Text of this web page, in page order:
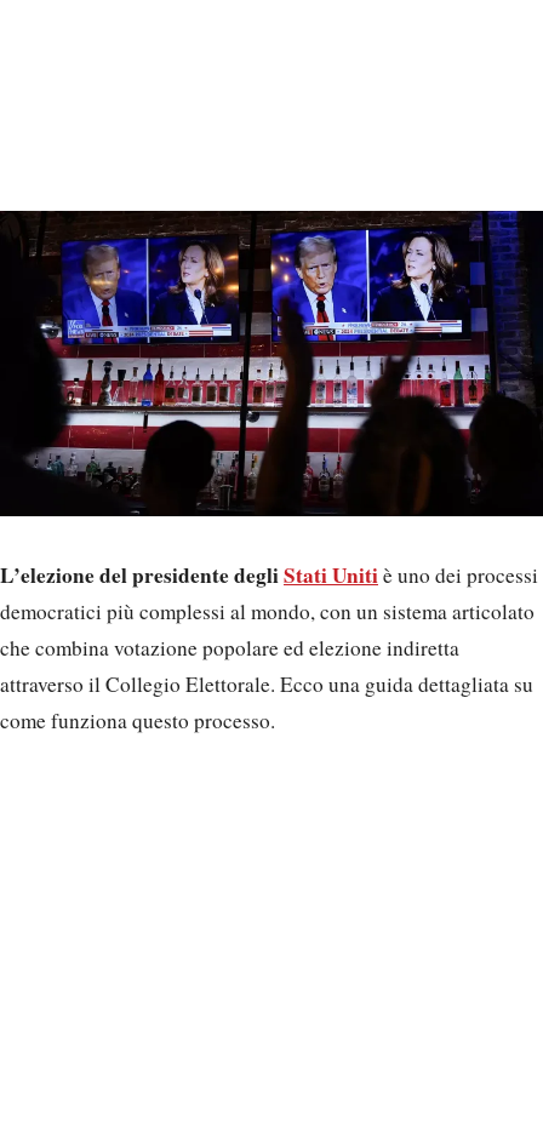
L’elezione del presidente degliStati Unitiè uno dei processi
democratici più complessi al mondo, con un sistema articolato
che combina votazione popolare ed elezione indiretta
attraverso il Collegio Elettorale. Ecco una guida dettagliata su
come funziona questo processo.